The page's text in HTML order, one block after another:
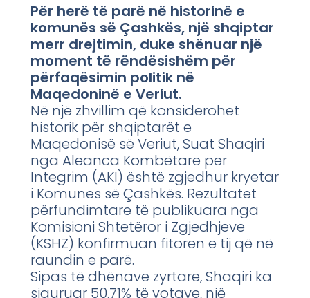
Për herë të parë në historinë e
komunës së Çashkës, një shqiptar
merr drejtimin, duke shënuar një
moment të rëndësishëm për
përfaqësimin politik në
Maqedoninë e Veriut.
Në një zhvillim që konsiderohet
historik për shqiptarët e
Maqedonisë së Veriut, Suat Shaqiri
nga Aleanca Kombëtare për
Integrim (AKI) është zgjedhur kryetar
i Komunës së Çashkës. Rezultatet
përfundimtare të publikuara nga
Komisioni Shtetëror i Zgjedhjeve
(KSHZ) konfirmuan fitoren e tij që në
raundin e parë.
Sipas të dhënave zyrtare, Shaqiri ka
siguruar 50.71% të votave, një